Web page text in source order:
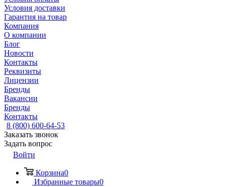
Условия доставки
Гарантия на товар
Компания
О компании
Блог
Новости
Контакты
Реквизиты
Лицензии
Бренды
Вакансии
Бренды
Контакты
8 (800) 600-64-53
Заказать звонок
Задать вопрос
Войти
Корзина0
Избранные товары0